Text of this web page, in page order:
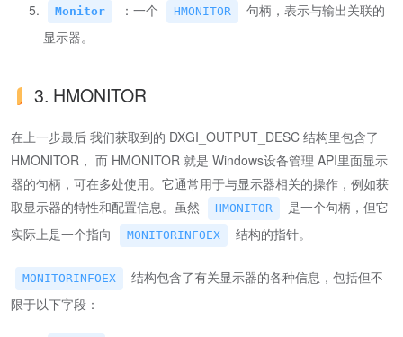
Monitor ：一个 HMONITOR
句柄，表示与输出关联的
显示器。
3. HMONITOR
在上一步最后 我们获取到的 DXGI_OUTPUT_DESC 结构里包含了
HMONITOR， 而 HMONITOR 就是 Windows设备管理 API里面显示
器的句柄，可在多处使用。它通常用于与显示器相关的操作，例如获
取显示器的特性和配置信息。虽然
HMONITOR
是一个句柄，但它
实际上是一个指向
MONITORINFOEX 结构的指针。
MONITORINFOEX
结构包含了有关显示器的各种信息，包括但不
限于以下字段：